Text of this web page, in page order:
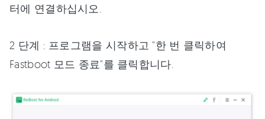
터에 연결하십시오.
2 단계 : 프로그램을 시작하고 "한 번 클릭하여
Fastboot 모드 종료"를 클릭합니다.